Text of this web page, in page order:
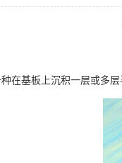
在基板上沉积一层或多